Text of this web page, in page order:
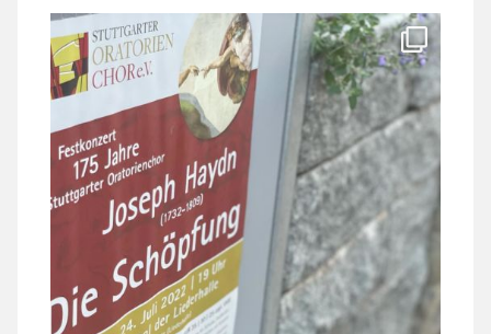
stuttgarter_oratorienchor
Juli 23